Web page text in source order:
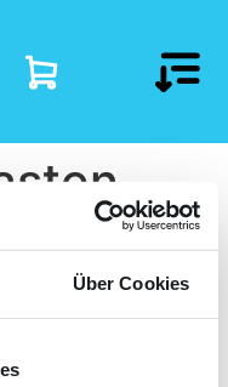
Über Cookies